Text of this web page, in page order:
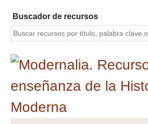
contenido
principal
Buscador de recursos